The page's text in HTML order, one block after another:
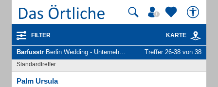
FILTER KARTE
Barfusstr Berlin Wedding - Unternehmen und Personen Treffer 26-38 von 38
Standardtreffer
Palm Ursula